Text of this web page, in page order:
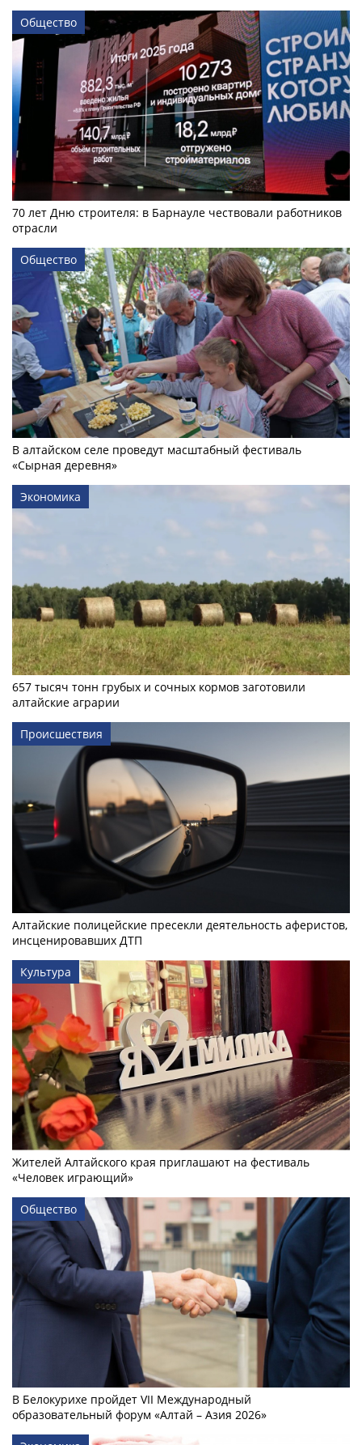
Общество
70 лет Дню строителя: в Барнауле чествовали работников
отрасли
Общество
В алтайском селе проведут масштабный фестиваль
«Сырная деревня»
Экономика
657 тысяч тонн грубых и сочных кормов заготовили
алтайские аграрии
Происшествия
Алтайские полицейские пресекли деятельность аферистов,
инсценировавших ДТП
Культура
Жителей Алтайского края приглашают на фестиваль
«Человек играющий»
Общество
В Белокурихе пройдет VII Международный
образовательный форум «Алтай – Азия 2026»